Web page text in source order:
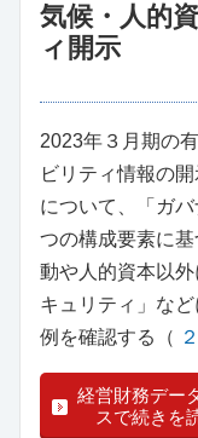
気候・人的
ィ開示
2023年３月期の
ビリティ情報の
について、「ガ
つの構成要素に
動や人的資本以
キュリティ」な
例を確認する（
経営財務デー
スで続きを